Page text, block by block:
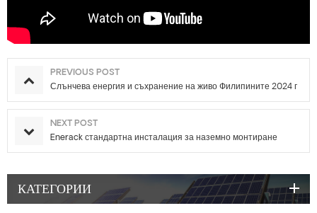
PREVIOUS POST
Слънчева енергия и съхранение на живо Филипините 2024 г
NEXT POST
Enerack стандартна инсталация за наземно монтиране
КАТЕГОРИИ